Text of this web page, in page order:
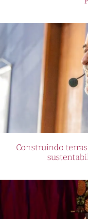
Construindo